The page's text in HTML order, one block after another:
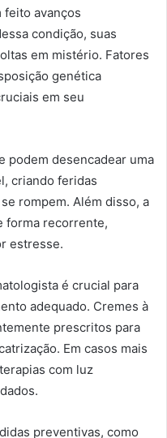
feito avanços
condição, suas
em mistério. Fatores
genética
em seu
podem desencadear uma
criando feridas
rompem. Além disso, a
forma recorrente,
estresse.
é crucial para
adequado. Cremes à
prescritos para
Em casos mais
com luz
preventivas, como